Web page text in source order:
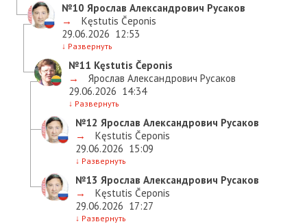
№10 Ярослав Александрович Русаков
→
Kęstutis Čeponis
29.06.2026 12:53
↓ Развернуть
№11 Kęstutis Čeponis
→
Ярослав Александрович Русаков
29.06.2026 14:34
↓ Развернуть
№12 Ярослав Александрович Русаков
→
Kęstutis Čeponis
29.06.2026 15:09
↓ Развернуть
№13 Ярослав Александрович Русаков
→
Kęstutis Čeponis
29.06.2026 17:27
↓ Развернуть